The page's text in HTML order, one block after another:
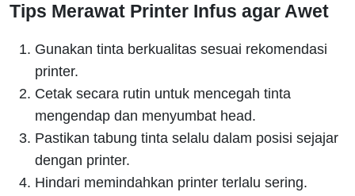
Tips Merawat Printer Infus agar Awet
Gunakan tinta berkualitas sesuai rekomendasi
printer.
Cetak secara rutin untuk mencegah tinta
mengendap dan menyumbat head.
Pastikan tabung tinta selalu dalam posisi sejajar
dengan printer.
Hindari memindahkan printer terlalu sering.